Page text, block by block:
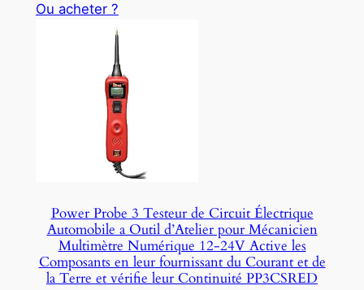
Ou acheter ?
Power Probe 3 Testeur de Circuit Électrique
Automobile a Outil d’Atelier pour Mécanicien
Multimètre Numérique 12-24V Active les
Composants en leur fournissant du Courant et de
la Terre et vérifie leur Continuité PP3CSRED